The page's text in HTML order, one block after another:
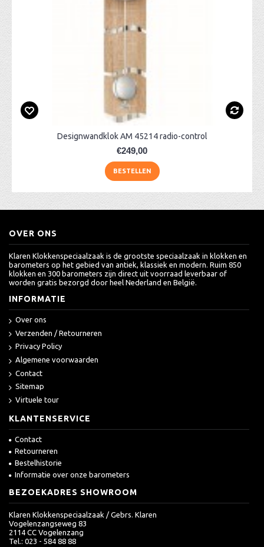
Designwandklok AM 45214 radio-control
€249,00
BESTELLEN
OVER ONS
Klaren Klokkenspeciaalzaak is de grootste speciaalzaak in klokken en
barometers op het gebied van antiek, klassiek en modern. Ruim 850
klokken en 300 barometers zijn direct uit voorraad leverbaar of
worden gratis bezorgd door heel Nederland en België.
INFORMATIE
Over ons
Verzenden / Retourneren
Privacy Policy
Algemene voorwaarden
Contact
Sitemap
Virtuele tour
KLANTENSERVICE
Contact
Retourneren
Bestelhistorie
Informatie over onze barometers
BEZOEKADRES SHOWROOM
Klaren Klokkenspeciaalzaak / Gebrs. Klaren
Vogelenzangseweg 83
2114 CC Vogelenzang
Tel.: 023 - 584 88 88